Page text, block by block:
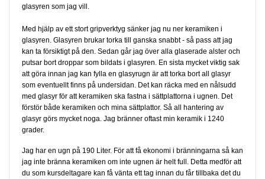
glasyren som jag vill.
Med hjälp av ett stort gripverktyg sänker jag nu ner keramiken i
glasyren. Glasyren brukar torka till ganska snabbt - så pass att jag
kan ta försiktigt på den. Sedan går jag över alla glaserade alster och
putsar bort droppar som bildats i glasyren. En sista mycket viktig sak
att göra innan jag kan fylla en glasyrugn är att torka bort all glasyr
som eventuellt finns på undersidan. Det kan räcka med en nålsudd
med glasyr för att keramiken ska fastna i sättplattorna i ugnen. Det
förstör både keramiken och mina sättplattor. Så all hantering av
glasyr görs mycket noga. Jag bränner oftast min keramik i 1240
grader.
Jag har en ugn på 190 Liter. För att få ekonomi i bränningarna så kan
jag inte bränna keramiken om inte ugnen är helt full. Detta medför att
du som kursdeltagare kan få vänta ett tag innan du får tillbaka det du